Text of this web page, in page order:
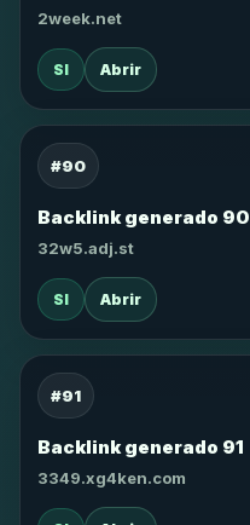
2week.net
SI Abrir
#90
Backlink generado 90
32w5.adj.st
SI Abrir
#91
Backlink generado 91
3349.xg4ken.com